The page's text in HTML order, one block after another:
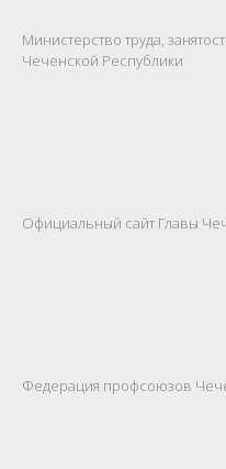
Министерство труда,
Чеченской Республики
Официальный сайт Главы
Федерация профсоюзов